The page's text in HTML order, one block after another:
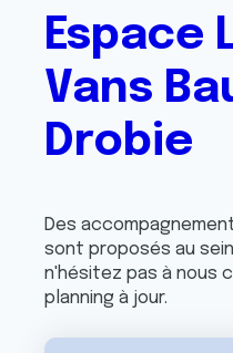
Espace
Vans
Drobie
Des
sont proposés au
n'hésitez pas à nous
planning à jour.